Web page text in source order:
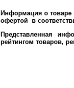
Информация о товаре
офертой в
Представленная
рейтингом товаров,